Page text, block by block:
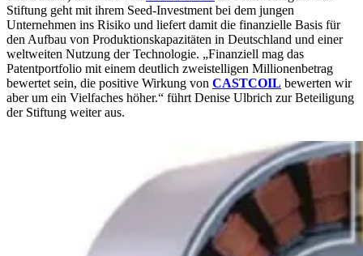
Stiftung geht mit ihrem Seed-Investment bei dem jungen
Unternehmen ins Risiko und liefert damit die finanzielle Basis für
den Aufbau von Produktionskapazitäten in Deutschland und einer
weltweiten Nutzung der Technologie. „Finanziell mag das
Patentportfolio mit einem deutlich zweistelligen Millionenbetrag
bewertet sein, die positive Wirkung von CASTCOIL bewerten wir
aber um ein Vielfaches höher.“ führt Denise Ulbrich zur Beteiligung
der Stiftung weiter aus.